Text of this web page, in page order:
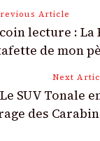
Article
lecture : La
de mon
Next
SUV Tonale
des